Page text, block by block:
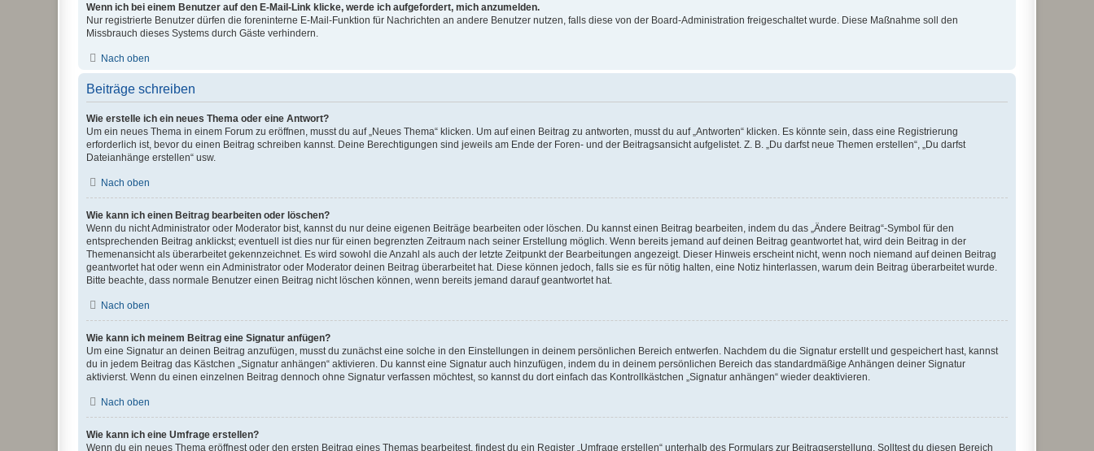
Wenn ich bei einem Benutzer auf den E-Mail-Link klicke, werde ich aufgefordert, mich anzumelden.
Nur registrierte Benutzer dürfen die foreninterne E-Mail-Funktion für Nachrichten an andere Benutzer nutzen, falls diese von der Board-Administration freigeschaltet wurde. Diese Maßnahme soll den
Missbrauch dieses Systems durch Gäste verhindern.
Nach oben
Beiträge schreiben
Wie erstelle ich ein neues Thema oder eine Antwort?
Um ein neues Thema in einem Forum zu eröffnen, musst du auf „Neues Thema“ klicken. Um auf einen Beitrag zu antworten, musst du auf „Antworten“ klicken. Es könnte sein, dass eine Registrierung
erforderlich ist, bevor du einen Beitrag schreiben kannst. Deine Berechtigungen sind jeweils am Ende der Foren- und der Beitragsansicht aufgelistet. Z. B. „Du darfst neue Themen erstellen“, „Du darfst
Dateianhänge erstellen“ usw.
Nach oben
Wie kann ich einen Beitrag bearbeiten oder löschen?
Wenn du nicht Administrator oder Moderator bist, kannst du nur deine eigenen Beiträge bearbeiten oder löschen. Du kannst einen Beitrag bearbeiten, indem du das „Ändere Beitrag“-Symbol für den
entsprechenden Beitrag anklickst; eventuell ist dies nur für einen begrenzten Zeitraum nach seiner Erstellung möglich. Wenn bereits jemand auf deinen Beitrag geantwortet hat, wird dein Beitrag in der
Themenansicht als überarbeitet gekennzeichnet. Es wird sowohl die Anzahl als auch der letzte Zeitpunkt der Bearbeitungen angezeigt. Dieser Hinweis erscheint nicht, wenn noch niemand auf deinen Beitrag
geantwortet hat oder wenn ein Administrator oder Moderator deinen Beitrag überarbeitet hat. Diese können jedoch, falls sie es für nötig halten, eine Notiz hinterlassen, warum dein Beitrag überarbeitet wurde.
Bitte beachte, dass normale Benutzer einen Beitrag nicht löschen können, wenn bereits jemand darauf geantwortet hat.
Nach oben
Wie kann ich meinem Beitrag eine Signatur anfügen?
Um eine Signatur an deinen Beitrag anzufügen, musst du zunächst eine solche in den Einstellungen in deinem persönlichen Bereich entwerfen. Nachdem du die Signatur erstellt und gespeichert hast, kannst
du in jedem Beitrag das Kästchen „Signatur anhängen“ aktivieren. Du kannst eine Signatur auch hinzufügen, indem du in deinem persönlichen Bereich das standardmäßige Anhängen deiner Signatur
aktivierst. Wenn du einen einzelnen Beitrag dennoch ohne Signatur verfassen möchtest, so kannst du dort einfach das Kontrollkästchen „Signatur anhängen“ wieder deaktivieren.
Nach oben
Wie kann ich eine Umfrage erstellen?
Wenn du ein neues Thema eröffnest oder den ersten Beitrag eines Themas bearbeitest, findest du ein Register „Umfrage erstellen“ unterhalb des Formulars zur Beitragserstellung. Solltest du diesen Bereich